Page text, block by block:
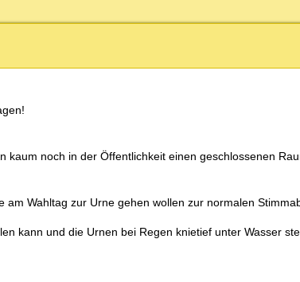
noch in der Öffentlichkeit einen geschlossenen
Wahltag zur Urne gehen wollen zur normalen
kann und die Urnen bei Regen knietief unter Wasser